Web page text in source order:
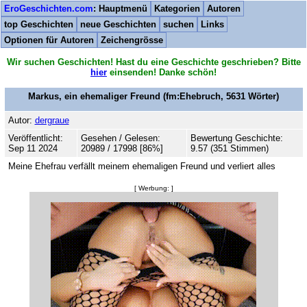
EroGeschichten.com: Hauptmenü Kategorien
Autoren
top Geschichten
neue Geschichten suchen
Links
Optionen für Autoren
Zeichengrösse
Wir suchen Geschichten! Hast du eine Geschichte geschrieben? Bitte
hier einsenden! Danke schön!
Markus, ein ehemaliger Freund (fm:Ehebruch, 5631 Wörter)
Autor: dergraue
Veröffentlicht:
Sep 11 2024
Gesehen / Gelesen:
20989 / 17998 [86%]
Bewertung Geschichte:
9.57 (351 Stimmen)
Meine Ehefrau verfällt meinem ehemaligen Freund und verliert alles
[ Werbung: ]